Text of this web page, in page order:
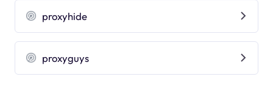
proxyhide
proxyguys